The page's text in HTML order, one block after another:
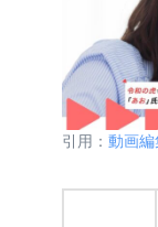
引用： 動画